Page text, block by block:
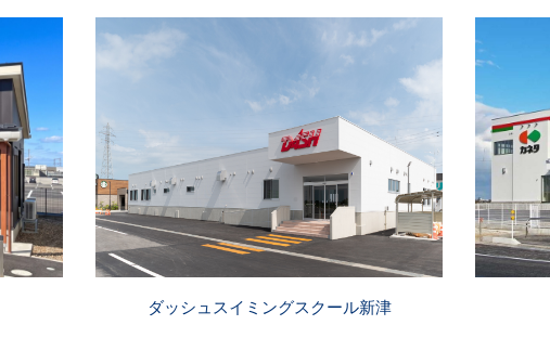
ダッシュスイミングスクール新津